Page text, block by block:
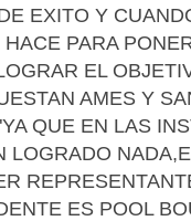
EXITO Y
PARA
EL
AMES Y
QUE EN LAS
LOGRADO
ES POOL